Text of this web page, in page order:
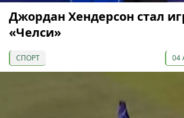
Джордан Хендерсон стал
«Челси»
СПОРТ 04